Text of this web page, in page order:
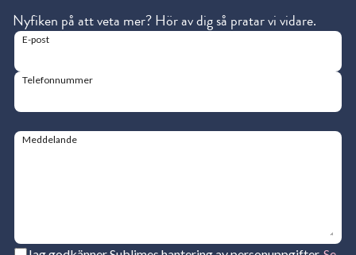
Nyfiken på att veta mer? Hör av dig så pratar vi vidare.
E-post
Telefonnummer
Meddelande